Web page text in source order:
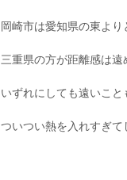
岡崎市は愛知県の東より
三重県の方が距離感は遠
いずれにしても遠いこと
ついつい熱を入れすぎて